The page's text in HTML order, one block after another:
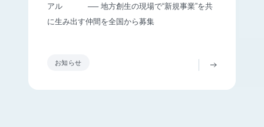
お知らせ
アル ── 地方創生の現場で“新規事業”を共
に生み出す仲間を全国から募集